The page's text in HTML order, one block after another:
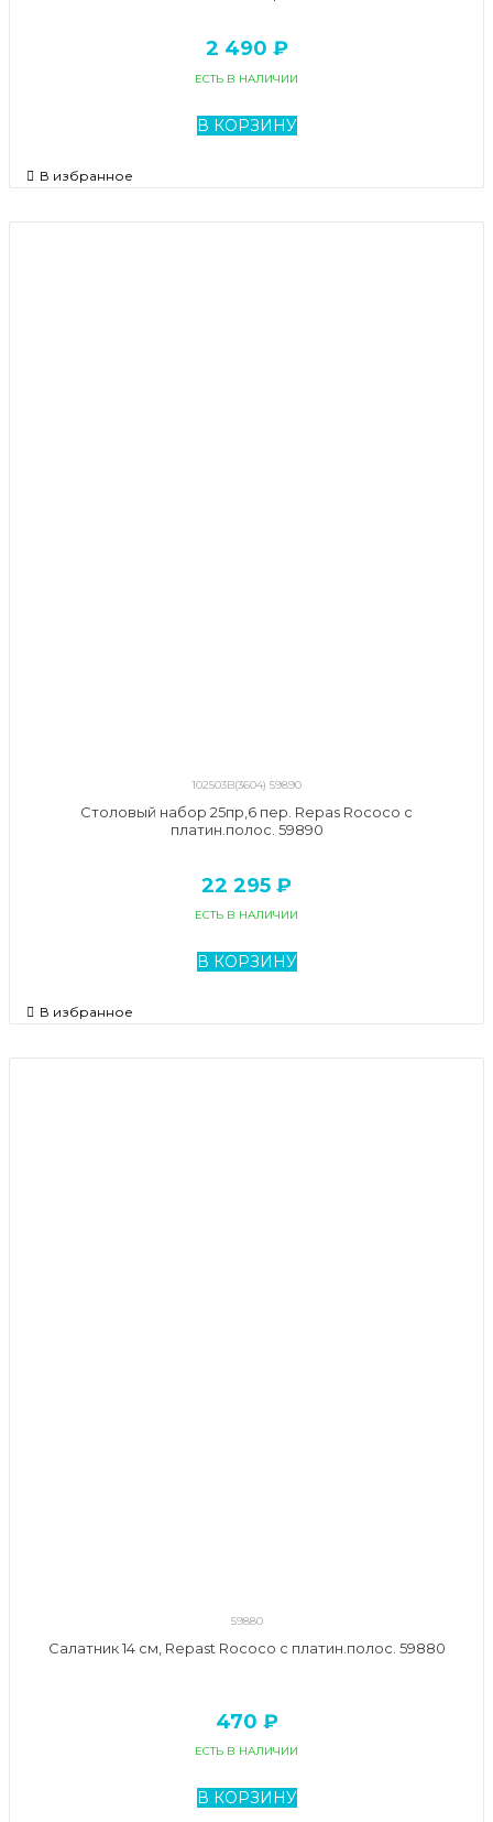
2 490 ₽
ЕСТЬ В НАЛИЧИИ
В КОРЗИНУ
В избранное
102503B(3604) 59890
Столовый набор 25пр,6 пер. Repas Rococo с
платин.полос. 59890
22 295 ₽
ЕСТЬ В НАЛИЧИИ
В КОРЗИНУ
В избранное
59880
Салатник 14 см, Repast Rococo с платин.полос. 59880
470 ₽
ЕСТЬ В НАЛИЧИИ
В КОРЗИНУ